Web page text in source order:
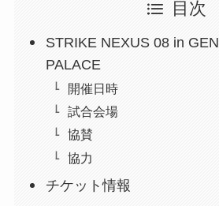
目次
STRIKE NEXUS 08 in
PALACE
開催日時
試合会場
協賛
協力
チケット情報